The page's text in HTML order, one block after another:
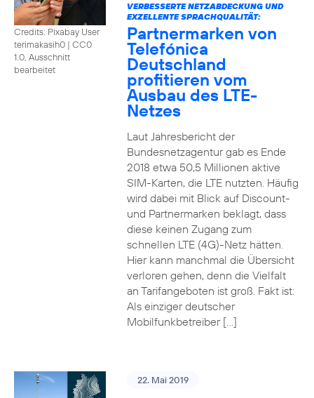
Credits: Pixabay User
terimakasih0 | CC0
1.0, Ausschnitt
bearbeitet
VERBESSERTE NETZABDECKUNG UND
EXZELLENTE SPRACHQUALITÄT:
Partnermarken von
Telefónica
Deutschland
profitieren vom
Ausbau des LTE-
Netzes
Laut Jahresbericht der
Bundesnetzagentur gab es Ende
2018 etwa 50,5 Millionen aktive
SIM-Karten, die LTE nutzten. Häufig
wird dabei mit Blick auf Discount-
und Partnermarken beklagt, dass
diese keinen Zugang zum
schnellen LTE (4G)-Netz hätten.
Hier kann manchmal die Übersicht
verloren gehen, denn die Vielfalt
an Tarifangeboten ist groß. Fakt ist:
Als einziger deutscher
Mobilfunkbetreiber […]
22. Mai 2019